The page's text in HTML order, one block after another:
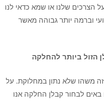
הצרכים שלנו או שמא כדאי לנו
וברמה יותר גבוהה מאשר
הזול ביותר להחלקה
משהו שלא נתון במחלוקת. על
באים לבחור קבלן החלקה אנו